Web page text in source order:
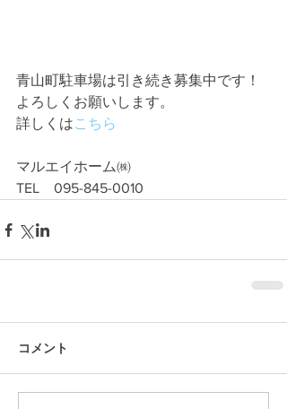
青山町駐車場は引き続き募集中です！
よろしくお願いします。
詳しくはこちら
マルエイホーム㈱
TEL　095-845-0010
コメント